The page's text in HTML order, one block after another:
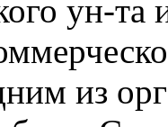
ун-та
из